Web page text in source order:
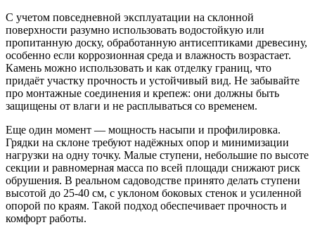
С учетом повседневной эксплуатации на склонной
поверхности разумно использовать водостойкую или
пропитанную доску, обработанную антисептиками древесину,
особенно если коррозионная среда и влажность возрастает.
Камень можно использовать и как отделку границ, что
придаёт участку прочность и устойчивый вид. Не забывайте
про монтажные соединения и крепеж: они должны быть
защищены от влаги и не расплываться со временем.
Еще один момент — мощность насыпи и профилировка.
Грядки на склоне требуют надёжных опор и минимизации
нагрузки на одну точку. Малые ступени, небольшие по высоте
секции и равномерная масса по всей площади снижают риск
обрушения. В реальном садоводстве принято делать ступени
высотой до 25-40 см, с уклоном боковых стенок и усиленной
опорой по краям. Такой подход обеспечивает прочность и
комфорт работы.